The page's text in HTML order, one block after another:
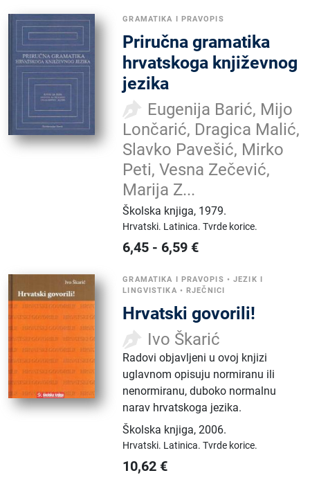
GRAMATIKA I PRAVOPIS
Priručna gramatika
hrvatskoga književnog
jezika
Eugenija Barić, Mijo
Lončarić, Dragica Malić,
Slavko Pavešić, Mirko
Peti, Vesna Zečević,
Marija Z...
Školska knjiga, 1979.
Hrvatski. Latinica.Tvrde korice.
6,45 - 6,59 €
GRAMATIKA I PRAVOPIS •JEZIK I
LINGVISTIKA •RJEČNICI
Hrvatski govorili!
Ivo Škarić
Radovi objavljeni u ovoj knjizi
uglavnom opisuju normiranu ili
nenormiranu, duboko normalnu
narav hrvatskoga jezika.
Školska knjiga,2006.
Hrvatski. Latinica.Tvrde korice.
10,62 €